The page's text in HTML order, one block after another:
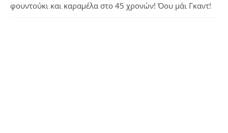
φουντούκι και καραμέλα στο 45 χρονών! Όου μάι Γκαντ!